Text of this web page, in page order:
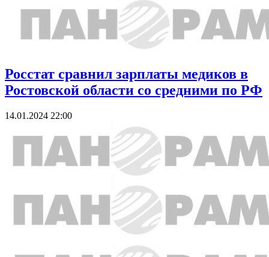
Росстат сравнил зарплаты медиков в
Ростовской области со средними по РФ
14.01.2024 22:00